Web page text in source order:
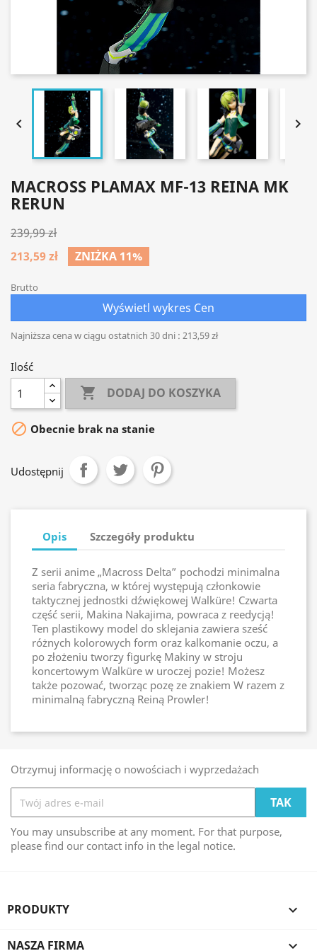
 
MACROSS PLAMAX MF-13 REINA MK
RERUN
239,99 zł
213,59 zł
ZNIŻKA 11%
Brutto
Wyświetl wykres Cen
Najniższa cena w ciągu ostatnich 30 dni : 213,59 zł
Ilość
 DODAJ DO KOSZYKA
 Obecnie brak na stanie
Udostępnij
Opis Szczegóły produktu
Z serii anime „Macross Delta” pochodzi minimalna
seria fabryczna, w której występują członkowie
taktycznej jednostki dźwiękowej Walküre! Czwarta
część serii, Makina Nakajima, powraca z reedycją!
Ten plastikowy model do sklejania zawiera sześć
różnych kolorowych form oraz kalkomanie oczu, a
po złożeniu tworzy figurkę Makiny w stroju
koncertowym Walküre w uroczej pozie! Możesz
także pozować, tworząc pozę ze znakiem W razem z
minimalną fabryczną Reiną Prowler!
Otrzymuj informację o nowościach i wyprzedażach
You may unsubscribe at any moment. For that purpose,
please find our contact info in the legal notice.
PRODUKTY 
NASZA FIRMA 